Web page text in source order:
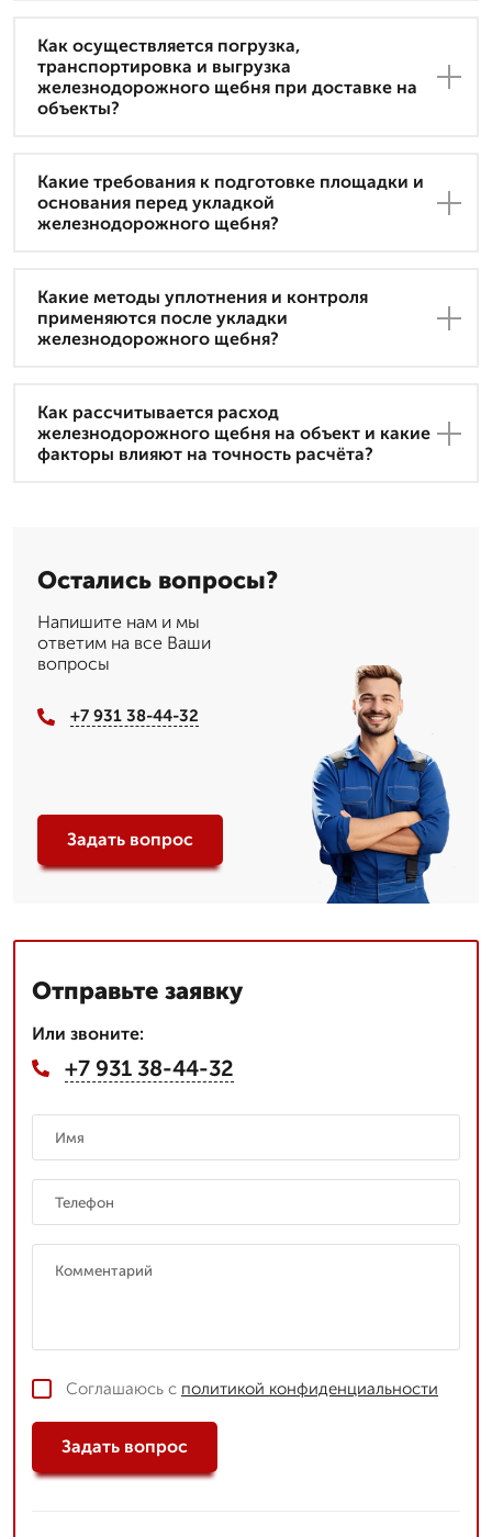
Как осуществляется погрузка,
транспортировка и выгрузка
железнодорожного щебня при доставке на
объекты?
Какие требования к подготовке площадки и
основания перед укладкой
железнодорожного щебня?
Какие методы уплотнения и контроля
применяются после укладки
железнодорожного щебня?
Как рассчитывается расход
железнодорожного щебня на объект и какие
факторы влияют на точность расчёта?
Остались вопросы?
Напишите нам и мы
ответим на все Ваши
вопросы
+7 931 38-44-32
Задать вопрос
Отправьте заявку
Или звоните:
+7 931 38-44-32
Соглашаюсь с политикой конфиденциальности
Задать вопрос